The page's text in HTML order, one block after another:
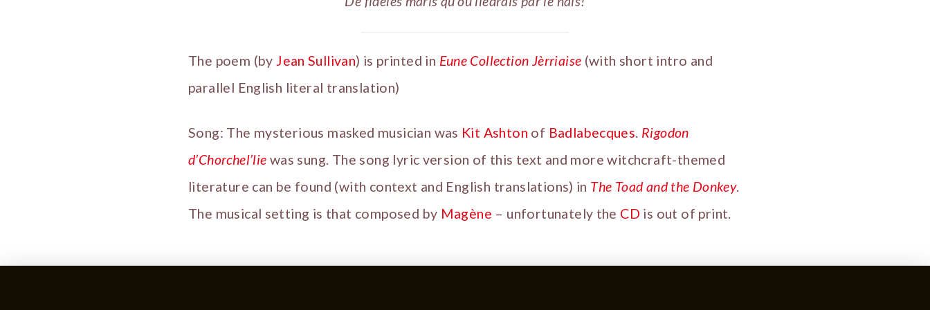
The poem (byJean Sullivan) is printed in Eune Collection Jèrriaise (with short intro and
parallel English literal translation)
Song: The mysterious masked musician was Kit Ashton of Badlabecques. Rigodon
d’Chorchel’lie was sung. The song lyric version of this text and more witchcraft-themed
literature can be found (with context and English translations) in The Toad and the Donkey.
The musical setting is that composed by Magène – unfortunately the CD is out of print.